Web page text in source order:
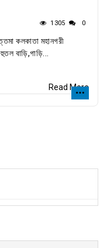
1305 0
কলকাতা মহানগরী
বাড়ি,গাড়ি...
Read More